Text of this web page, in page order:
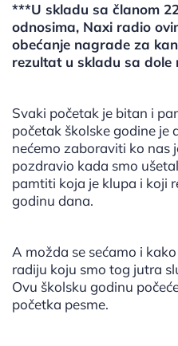
***U skladu sa članom
odnosima, Naxi radio
obećanje nagrade za
rezultat u skladu sa dole
Svaki početak je bitan i
početak školske godine je
nećemo zaboraviti ko nas
pozdravio kada smo
pamtiti koja je klupa i koji
godinu dana.
A možda se sećamo i
radiju koju smo tog jutra
Ovu školsku godinu
početka pesme.